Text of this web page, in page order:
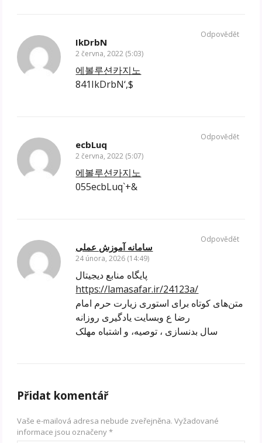
IkDrbN
2 června, 2022 (5:03)
에볼루션카지노
841IkDrbN‘,$
Odpovědět
ecbLuq
2 června, 2022 (5:07)
에볼루션카지노
055ecbLuq`+&
Odpovědět
سامانه آموزش عملی
24 února, 2026 (14:49)
پایگاه منابع دیجیتال
https://lamasafar.ir/24123a/
متن‌های کوتاه برای استوری زیارت حرم امام
رضا ع وبسایت یادگیری روزانه
سال بدنسازی ، توصیه، و اشتباه مهلک
Odpovědět
Přidat komentář
Vaše e-mailová adresa nebude zveřejněna. Vyžadované
informace jsou označeny*